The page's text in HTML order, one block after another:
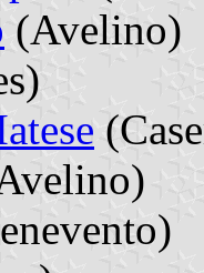
(Avelino)